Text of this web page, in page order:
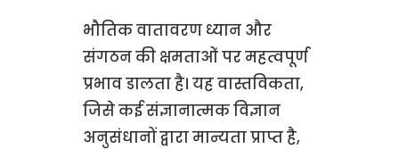
भौतिक वातावरण ध्यान और
संगठन की क्षमताओं पर महत्वपूर्ण
प्रभाव डालता है। यह वास्तविकता,
जिसे कई संज्ञानात्मक विज्ञान
अनुसंधानों द्वारा मान्यता प्राप्त है,